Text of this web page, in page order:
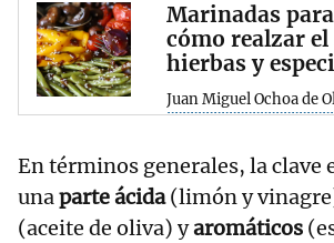
Marinadas
cómo realzar
hierbas y
Juan Miguel Ochoa de
En términos generales, la clave
unaparte ácida(limón y
(aceite de oliva) yaromáticos